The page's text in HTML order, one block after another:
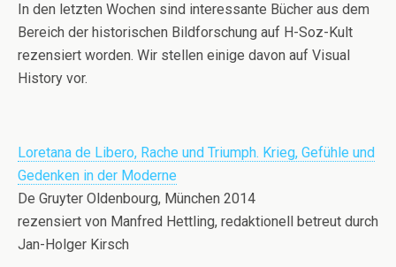
In den letzten Wochen sind interessante Bücher aus dem
Bereich der historischen Bildforschung auf H-Soz-Kult
rezensiert worden. Wir stellen einige davon auf Visual
History vor.
Loretana de Libero, Rache und Triumph. Krieg, Gefühle und
Gedenken in der Moderne
De Gruyter Oldenbourg, München 2014
rezensiert von Manfred Hettling, redaktionell betreut durch
Jan-Holger Kirsch